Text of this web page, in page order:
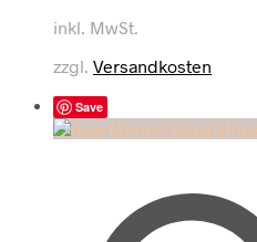
inkl. MwSt.
zzgl. Versandkosten
Save